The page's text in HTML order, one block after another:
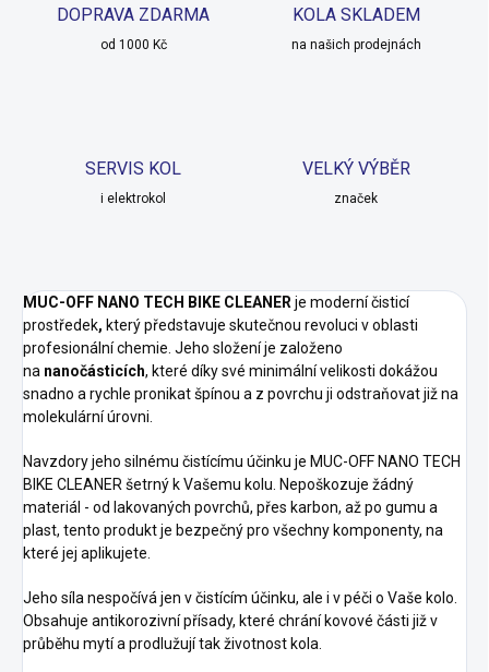
DOPRAVA ZDARMA
od 1000 Kč
KOLA SKLADEM
na našich prodejnách
SERVIS KOL
i elektrokol
VELKÝ VÝBĚR
značek
MUC-OFF NANO TECH BIKE CLEANERje moderní čisticí
prostředek, který představuje skutečnou revoluci v oblasti
profesionální chemie. Jeho složení je založeno
na nanočásticích, které díky své minimální velikosti dokážou
snadno a rychle pronikat špínou a z povrchu ji odstraňovat již na
molekulární úrovni.
Navzdory jeho silnému čistícímu účinku je MUC-OFF NANO TECH
BIKE CLEANER šetrný k Vašemu kolu. Nepoškozuje žádný
materiál - od lakovaných povrchů, přes karbon, až po gumu a
plast, tento produkt je bezpečný pro všechny komponenty, na
které jej aplikujete.
Jeho síla nespočívá jen v čistícím účinku, ale i v péči o Vaše kolo.
Obsahuje antikorozivní přísady, které chrání kovové části již v
průběhu mytí a prodlužují tak životnost kola.